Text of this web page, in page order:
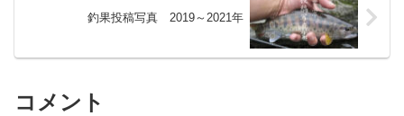
釣果投稿写真 2019～2021年
コメント